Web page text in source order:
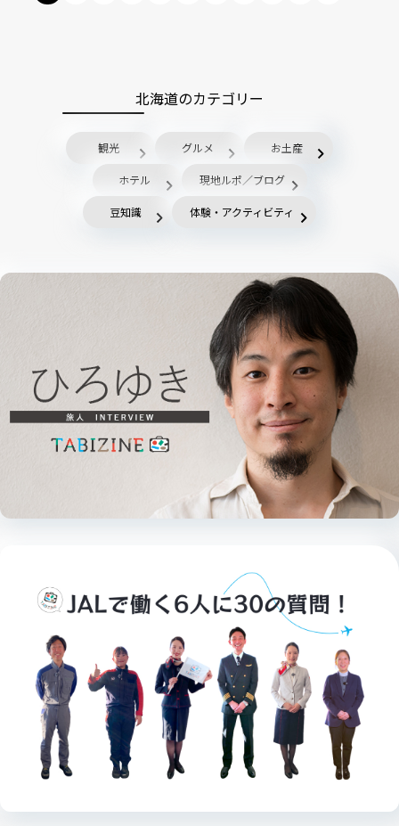
北海道のカテゴリー
観光 グルメ お土産
ホテル 現地ルポ／ブログ
豆知識 体験・アクティビティ